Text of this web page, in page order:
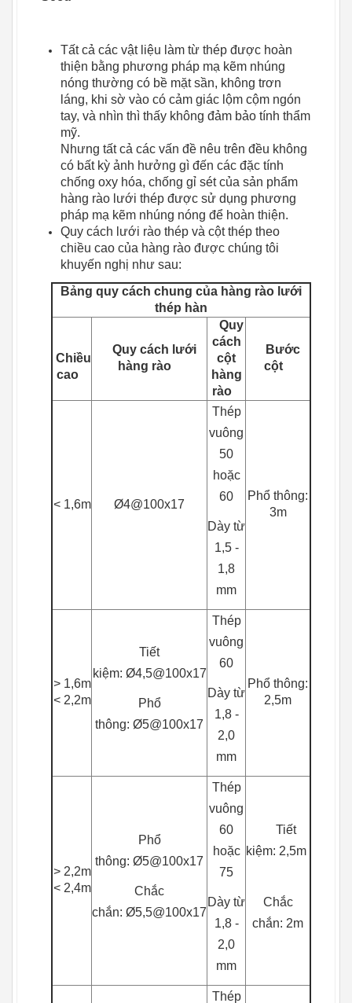
Tất cả các vật liệu làm từ thép được hoàn
thiện bằng phương pháp mạ kẽm nhúng
nóng thường có bề mặt sần, không trơn
láng, khi sờ vào có cảm giác lộm cộm ngón
tay, và nhìn thì thấy không đảm bảo tính thẩm
mỹ.
Nhưng tất cả các vấn đề nêu trên đều không
có bất kỳ ảnh hưởng gì đến các đặc tính
chống oxy hóa, chống gỉ sét của sản phẩm
hàng rào lưới thép được sử dụng phương
pháp mạ kẽm nhúng nóng để hoàn thiện.
Quy cách lưới rào thép và cột thép theo
chiều cao của hàng rào được chúng tôi
khuyến nghị như sau:
Bảng quy cách chung của hàng rào lưới
thép hàn
Chiều
cao
Quy cách lưới
hàng rào
Quy
cách
cột
hàng
rào
Bước
cột
< 1,6m Ø4@100x17
Thép
vuông
50
hoặc
60
Dày từ
1,5 -
1,8
mm
Phổ thông:
3m
> 1,6m
< 2,2m
Tiết
kiệm: Ø4,5@100x17
Phổ
thông: Ø5@100x17
Thép
vuông
60
Dày từ
1,8 -
2,0
mm
Phổ thông:
2,5m
> 2,2m
< 2,4m
Phổ
thông: Ø5@100x17
Chắc
chắn: Ø5,5@100x17
Thép
vuông
60
hoặc
75
Dày từ
1,8 -
2,0
mm
Tiết
kiệm: 2,5m
Chắc
chắn: 2m
Thép